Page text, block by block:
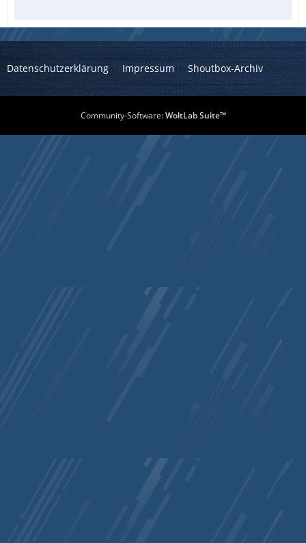
Datenschutzerklärung Impressum Shoutbox-Archiv
Community-Software:WoltLab Suite™